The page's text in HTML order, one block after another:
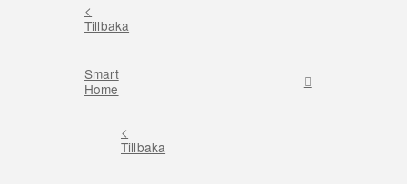
<
Tillbaka
Smart
Home
<
Tillbaka